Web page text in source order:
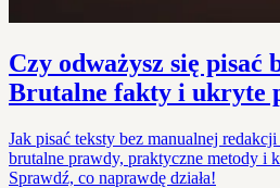
Czy odważysz się pisać
Brutalne fakty i ukryte
Jak pisać teksty bez manualnej
brutalne prawdy, praktyczne metody i
Sprawdź, co naprawdę działa!